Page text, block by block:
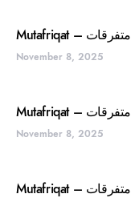
Mutafriqat – متفرقات
November 8, 2025
Mutafriqat – متفرقات
November 8, 2025
Mutafriqat – متفرقات